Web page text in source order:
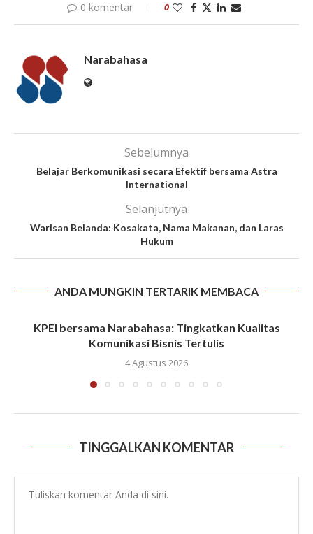
0 komentar 0
Narabahasa
Sebelumnya
Belajar Berkomunikasi secara Efektif bersama Astra
International
Selanjutnya
Warisan Belanda: Kosakata, Nama Makanan, dan Laras
Hukum
ANDA MUNGKIN TERTARIK MEMBACA
KPEI bersama Narabahasa: Tingkatkan Kualitas
Komunikasi Bisnis Tertulis
4 Agustus 2026
TINGGALKAN KOMENTAR